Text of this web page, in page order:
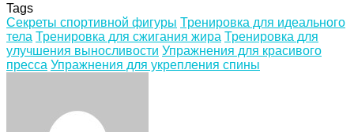
Tags
Секреты спортивной фигуры Тренировка для идеального
тела Тренировка для сжигания жира Тренировка для
улучшения выносливости Упражнения для красивого
пресса Упражнения для укрепления спины